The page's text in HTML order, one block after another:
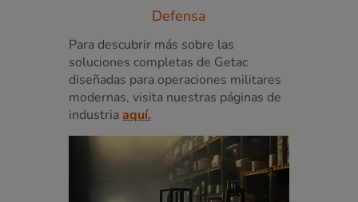
Defensa
Para descubrir más sobre las
soluciones completas de Getac
diseñadas para operaciones militares
modernas, visita nuestras páginas de
industriaaquí.